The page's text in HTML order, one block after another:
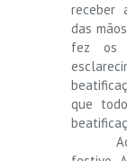
receber
das
fez os
que